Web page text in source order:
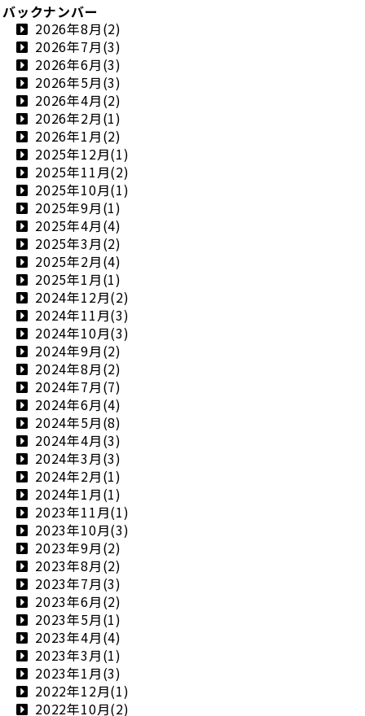
バックナンバー
2026年8月(2)
2026年7月(3)
2026年6月(3)
2026年5月(3)
2026年4月(2)
2026年2月(1)
2026年1月(2)
2025年12月(1)
2025年11月(2)
2025年10月(1)
2025年9月(1)
2025年4月(4)
2025年3月(2)
2025年2月(4)
2025年1月(1)
2024年12月(2)
2024年11月(3)
2024年10月(3)
2024年9月(2)
2024年8月(2)
2024年7月(7)
2024年6月(4)
2024年5月(8)
2024年4月(3)
2024年3月(3)
2024年2月(1)
2024年1月(1)
2023年11月(1)
2023年10月(3)
2023年9月(2)
2023年8月(2)
2023年7月(3)
2023年6月(2)
2023年5月(1)
2023年4月(4)
2023年3月(1)
2023年1月(3)
2022年12月(1)
2022年10月(2)